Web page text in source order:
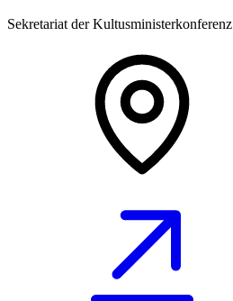
Sekretariat der Kultusministerkonferenz